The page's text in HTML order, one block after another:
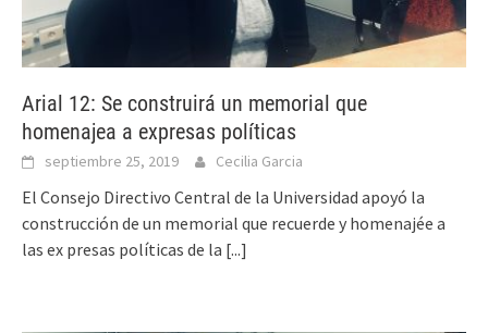
Arial 12: Se construirá un memorial que
homenajea a expresas políticas
septiembre 25, 2019 Cecilia Garcia
El Consejo Directivo Central de la Universidad apoyó la
construcción de un memorial que recuerde y homenajée a
las ex presas políticas de la [...]